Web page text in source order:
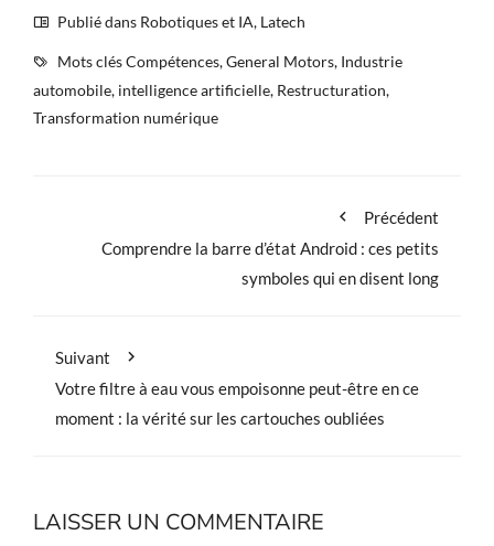
Publié dans Robotiques et IA, Latech
Mots clésCompétences,General Motors, Industrie
automobile, intelligence artificielle, Restructuration,
Transformation numérique
Précédent
Comprendre la barre d’état Android : ces petits
symboles qui en disent long
Suivant
Votre filtre à eau vous empoisonne peut-être en ce
moment : la vérité sur les cartouches oubliées
LAISSER UN COMMENTAIRE